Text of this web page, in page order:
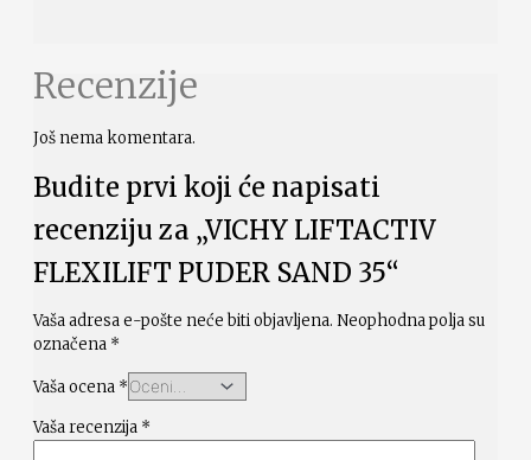
Recenzije
Još nema komentara.
Budite prvi koji će napisati
recenziju za „VICHY LIFTACTIV
FLEXILIFT PUDER SAND 35“
Vaša adresa e-pošte neće biti objavljena. Neophodna polja su
označena *
Vaša ocena *
Vaša recenzija *